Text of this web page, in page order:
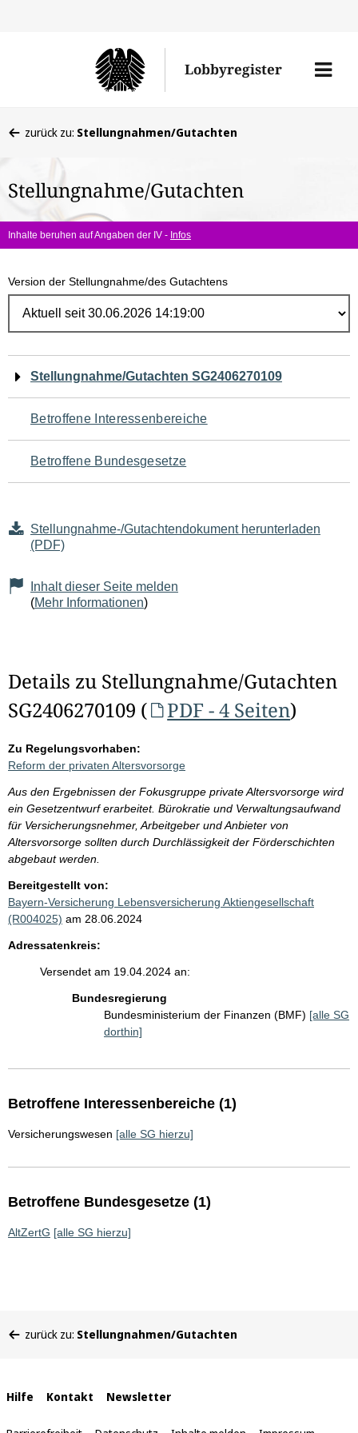
Lobbyregister
Menü
befinden
hier:
zurück zu: Stellungnahmen/Gutachten
Stellungnahme/Gutachten
Inhalte beruhen auf Angaben der IV - Infos
Version der Stellungnahme/des Gutachtens
Navigation
für
den
Seiteninhalt
Stellungnahme/Gutachten SG2406270109
Betroffene Interessenbereiche
Betroffene Bundesgesetze
Stellungnahme-/Gutachtendokument herunterladen
(PDF)
Inhalt dieser Seite melden
(Mehr Informationen)
Details zu Stellungnahme/Gutachten
SG2406270109 (
PDF - 4 Seiten)
Zu Regelungsvorhaben:
Reform der privaten Altersvorsorge
Aus den Ergebnissen der Fokusgruppe private Altersvorsorge wird
ein Gesetzentwurf erarbeitet. Bürokratie und Verwaltungsaufwand
für Versicherungsnehmer, Arbeitgeber und Anbieter von
Altersvorsorge sollten durch Durchlässigkeit der Förderschichten
abgebaut werden.
Bereitgestellt von:
Bayern-Versicherung Lebensversicherung Aktiengesellschaft
(R004025) am 28.06.2024
Adressatenkreis:
Versendet am 19.04.2024 an:
Bundesregierung
Bundesministerium der Finanzen (BMF) [alle SG
dorthin]
Betroffene Interessenbereiche (1)
Versicherungswesen [alle SG hierzu]
Betroffene Bundesgesetze (1)
AltZertG [alle SG hierzu]
befinden
zurück zu: Stellungnahmen/Gutachten
Interne
Links
Hilfe Kontakt Newsletter